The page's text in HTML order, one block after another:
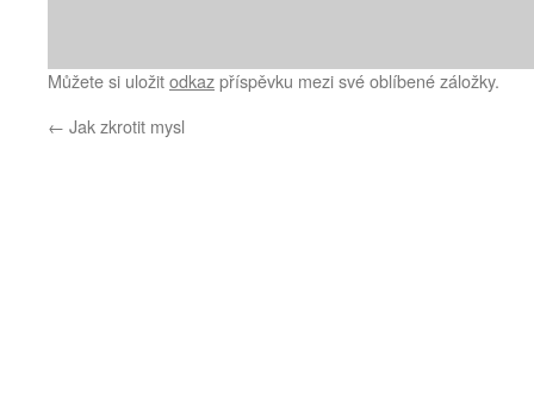
Můžete si uložitodkazpříspěvku mezi své oblíbené záložky.
← Jak zkrotit mysl